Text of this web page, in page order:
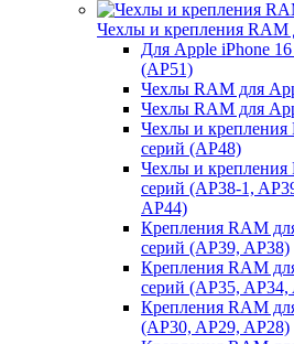
Чехлы и крепления RAM
Для Apple iPhone
(AP51)
Чехлы RAM для
Чехлы RAM для
Чехлы и крепления
серий (AP48)
Чехлы и крепления
серий (AP38-1,
AP44)
Крепления RAM
серий (AP39, AP38)
Крепления RAM
серий (AP35, AP34,
Крепления RAM
(AP30, AP29, AP28)